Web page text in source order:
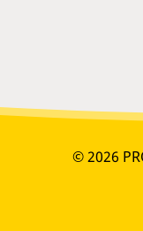
© 2026